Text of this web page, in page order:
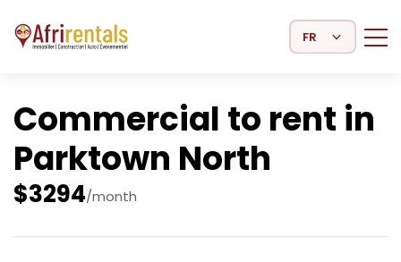
Select Language
Commercial to rent in
Parktown North
$3294/month